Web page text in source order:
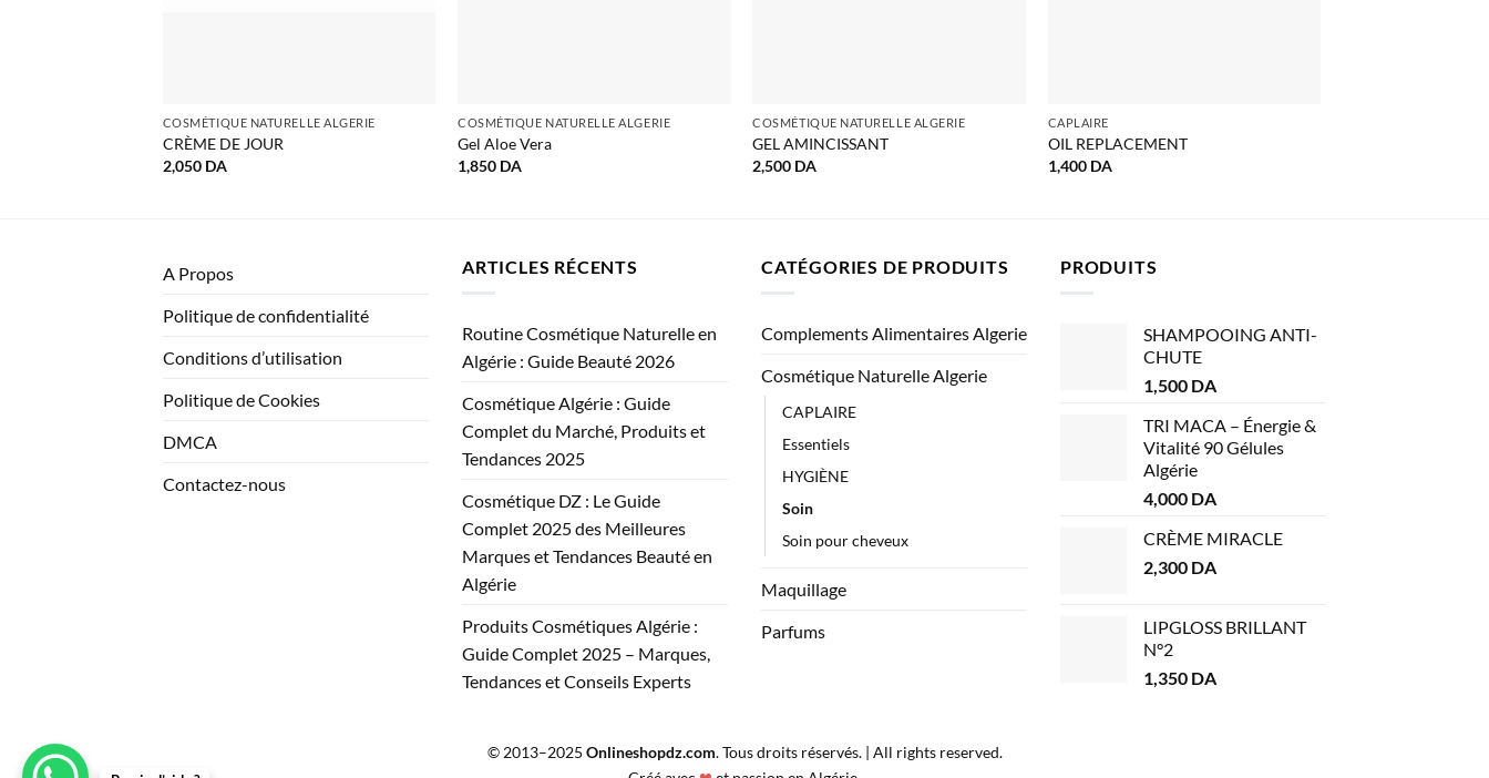
COSMÉTIQUE NATURELLE ALGERIE
CRÈME DE JOUR
2,050 DA
COSMÉTIQUE NATURELLE ALGERIE
Gel Aloe Vera
1,850 DA
COSMÉTIQUE NATURELLE ALGERIE
GEL AMINCISSANT
2,500 DA
CAPLAIRE
OIL REPLACEMENT
1,400 DA
A Propos
Politique de confidentialité
Conditions d’utilisation
Politique de Cookies
DMCA
Contactez-nous
ARTICLES RÉCENTS
Routine Cosmétique Naturelle en
Algérie : Guide Beauté 2026
Cosmétique Algérie : Guide
Complet du Marché, Produits et
Tendances 2025
Cosmétique DZ : Le Guide
Complet 2025 des Meilleures
Marques et Tendances Beauté en
Algérie
Produits Cosmétiques Algérie :
Guide Complet 2025 – Marques,
Tendances et Conseils Experts
CATÉGORIES DE PRODUITS
Complements Alimentaires Algerie
Cosmétique Naturelle Algerie
CAPLAIRE
Essentiels
HYGIÈNE
Soin
Soin pour cheveux
Maquillage
Parfums
PRODUITS
SHAMPOOING ANTI-
CHUTE
1,500 DA
TRI MACA – Énergie &
Vitalité 90 Gélules
Algérie
4,000 DA
CRÈME MIRACLE
2,300 DA
LIPGLOSS BRILLANT
N°2
1,350 DA
© 2013–2025 Onlineshopdz.com. Tous droits réservés. | All rights reserved.